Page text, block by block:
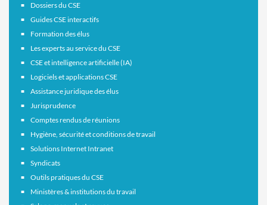
Dossiers du CSE
Guides CSE interactifs
Formation des élus
Les experts au service du CSE
CSE et intelligence artificielle (IA)
Logiciels et applications CSE
Assistance juridique des élus
Jurisprudence
Comptes rendus de réunions
Hygiène, sécurité et conditions de travail
Solutions Internet Intranet
Syndicats
Outils pratiques du CSE
Ministères & institutions du travail